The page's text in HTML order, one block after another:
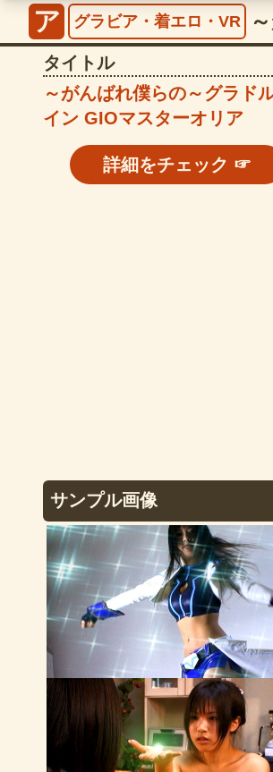
ア グラビア・着エロ・VR
タイトル
～がんばれ僕らの～グラド
イン GIOマスターオリア
詳細をチェック ☞
サンプル画像